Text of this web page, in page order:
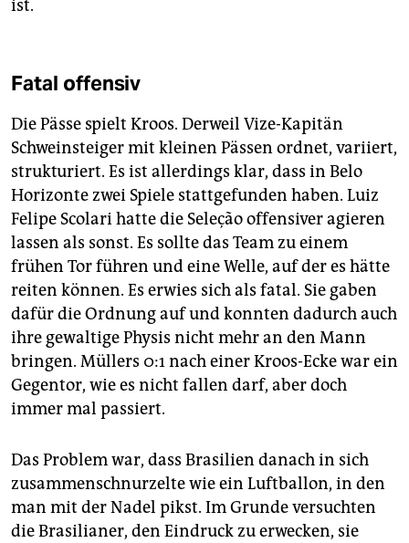
ist.
Fatal offensiv
Die Pässe spielt Kroos. Derweil Vize-Kapitän
Schweinsteiger mit kleinen Pässen ordnet, variiert,
strukturiert. Es ist allerdings klar, dass in Belo
Horizonte zwei Spiele stattgefunden haben. Luiz
Felipe Scolari hatte die Seleção offensiver agieren
lassen als sonst. Es sollte das Team zu einem
frühen Tor führen und eine Welle, auf der es hätte
reiten können. Es erwies sich als fatal. Sie gaben
dafür die Ordnung auf und konnten dadurch auch
ihre gewaltige Physis nicht mehr an den Mann
bringen. Müllers 0:1 nach einer Kroos-Ecke war ein
Gegentor, wie es nicht fallen darf, aber doch
immer mal passiert.
Das Problem war, dass Brasilien danach in sich
zusammenschnurzelte wie ein Luftballon, in den
man mit der Nadel pikst. Im Grunde versuchten
die Brasilianer, den Eindruck zu erwecken, sie